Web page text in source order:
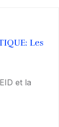
Les
et la